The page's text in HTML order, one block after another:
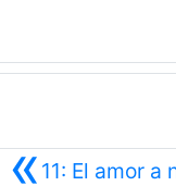
«11: El amor a